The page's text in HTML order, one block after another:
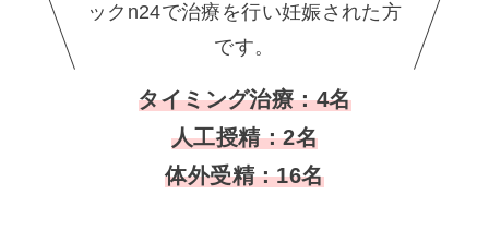
ックn24で治療を行い妊娠された方
です。
タイミング治療：4名
人工授精：2名
体外受精：16名